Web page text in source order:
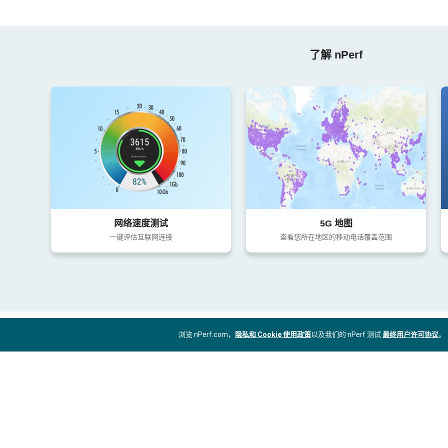
了解 nPerf
网络速度测试
一键评估互联网连接
5G 地图
查看您所在地区的移动电话覆盖范围
浏览 nPerf.com， 隐私和 Cookie 使用政策以及我们的 nPerf 测试最终用户许可协议。